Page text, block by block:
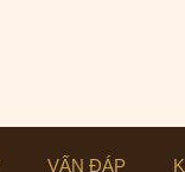
VẤN ĐÁP